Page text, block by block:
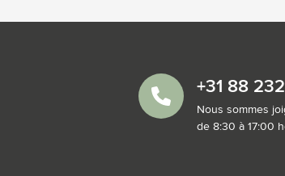
+31 88
Nous sommes
de 8:30 à 17:00